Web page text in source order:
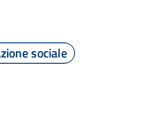
sociale